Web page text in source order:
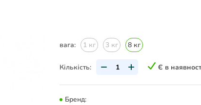
вага: 1 кг 3 кг 8 кг
Кількість: Є в
Бренд: